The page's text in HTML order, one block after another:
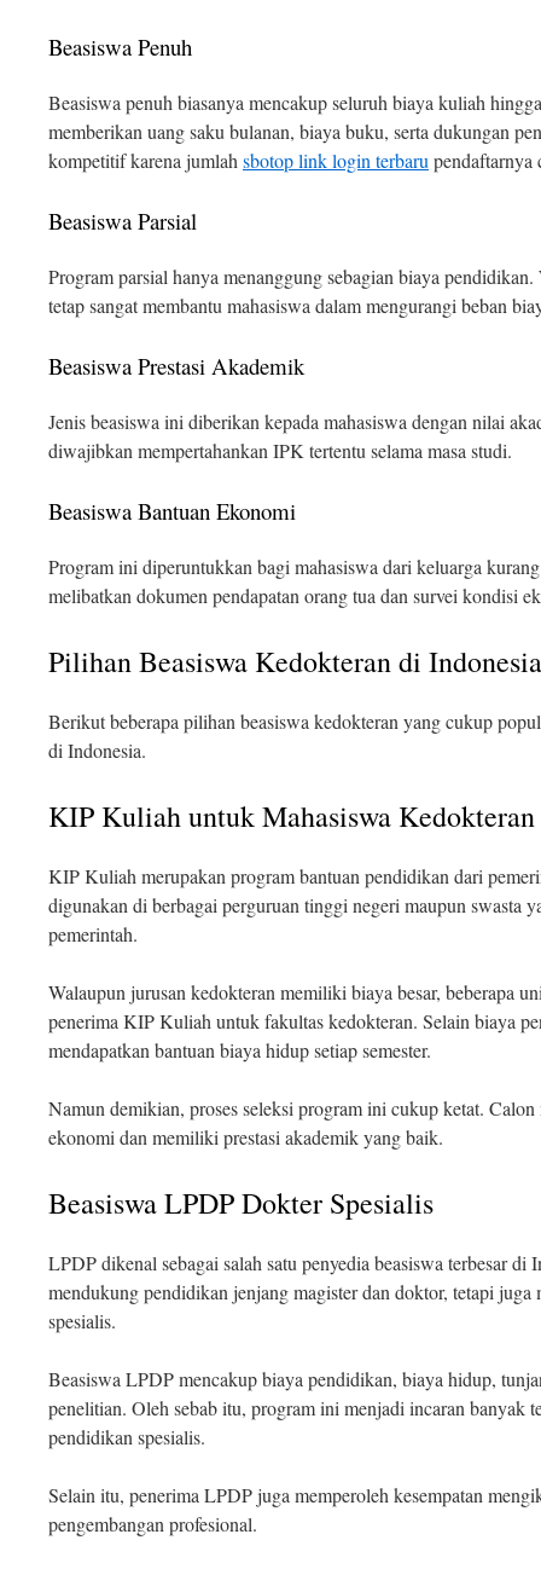
Beasiswa Penuh
Beasiswa penuh biasanya mencakup seluruh biaya kuliah
memberikan uang saku bulanan, biaya buku, serta dukungan
kompetitif karena jumlah sbotop link login terbaru pendaftarnya
Beasiswa Parsial
Program parsial hanya menanggung sebagian biaya
tetap sangat membantu mahasiswa dalam mengurangi beban
Beasiswa Prestasi Akademik
Jenis beasiswa ini diberikan kepada mahasiswa dengan nilai
diwajibkan mempertahankan IPK tertentu selama masa studi.
Beasiswa Bantuan Ekonomi
Program ini diperuntukkan bagi mahasiswa dari keluarga
melibatkan dokumen pendapatan orang tua dan survei kondisi
Pilihan Beasiswa Kedokteran di Indonesia
Berikut beberapa pilihan beasiswa kedokteran yang cukup
di Indonesia.
KIP Kuliah untuk Mahasiswa Kedokteran
KIP Kuliah merupakan program bantuan pendidikan dari
digunakan di berbagai perguruan tinggi negeri maupun swasta
pemerintah.
Walaupun jurusan kedokteran memiliki biaya besar, beberapa
penerima KIP Kuliah untuk fakultas kedokteran. Selain biaya
mendapatkan bantuan biaya hidup setiap semester.
Namun demikian, proses seleksi program ini cukup ketat. Calon
ekonomi dan memiliki prestasi akademik yang baik.
Beasiswa LPDP Dokter Spesialis
LPDP dikenal sebagai salah satu penyedia beasiswa terbesar
mendukung pendidikan jenjang magister dan doktor, tetapi juga
spesialis.
Beasiswa LPDP mencakup biaya pendidikan, biaya hidup,
penelitian. Oleh sebab itu, program ini menjadi incaran banyak
pendidikan spesialis.
Selain itu, penerima LPDP juga memperoleh kesempatan
pengembangan profesional.